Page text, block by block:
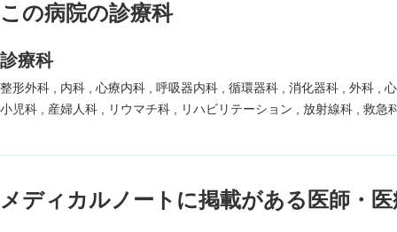
この病院の診療科
診療科
整形外科 内科 心療内科 呼吸器内科 循環器科 消化器科 外科
小児科
産婦人科 リウマチ科 リハビリテーション 放射線科 救急
メディカルノートに掲載がある医師・